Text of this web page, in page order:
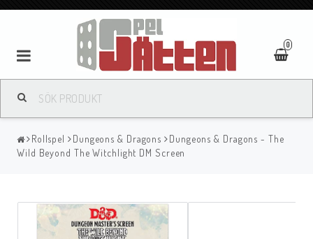
0
Rollspel Dungeons & Dragons
Dungeons & Dragons - The
Wild Beyond The Witchlight DM Screen